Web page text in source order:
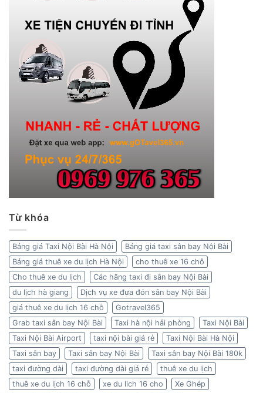
Từ khóa
Bảng giá Taxi Nội Bài Hà Nội
Bảng giá taxi sân bay Nội Bài
Bảng giá thuê xe du lịch Hà Nội
cho thuê xe 16 chỗ
Cho thuê xe du lịch
Các hãng taxi đi sân bay Nội Bài
du lịch hà giang
Dịch vụ xe đưa đón sân bay Nội Bài
giá thuê xe du lịch 16 chỗ
Gotravel365
Grab taxi sân bay Nội Bài
Taxi hà nội hải phòng
Taxi Nội Bài
Taxi Nội Bài Airport
taxi nội bài giá rẻ
Taxi Nội Bài Hà Nội
Taxi sân bay
Taxi sân bay Nội Bài
Taxi sân bay Nội Bài 180k
taxi đường dài
taxi đường dài giá rẻ
thuê xe du lịch
thuê xe du lịch 16 chỗ
xe du lich 16 cho
Xe Ghép